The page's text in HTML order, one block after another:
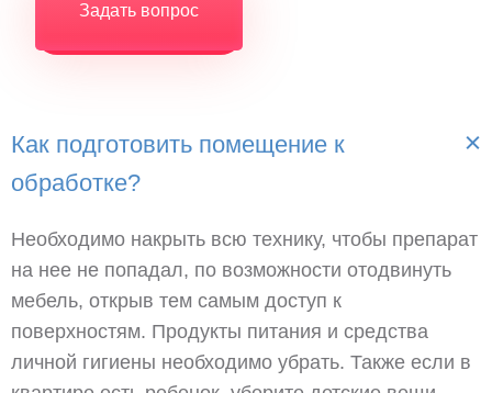
Задать вопрос
Как подготовить помещение к
обработке?
Необходимо накрыть всю технику, чтобы препарат
на нее не попадал, по возможности отодвинуть
мебель, открыв тем самым доступ к
поверхностям. Продукты питания и средства
личной гигиены необходимо убрать. Также если в